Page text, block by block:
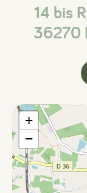
14 bis
36270
+
−